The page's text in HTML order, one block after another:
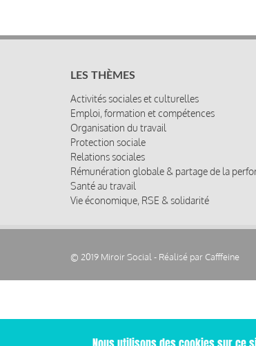
LES THÈMES
Activités sociales et culturelles
Emploi, formation et compétences
Organisation du travail
Protection sociale
Relations sociales
Rémunération globale & partage de la
Santé au travail
Vie économique, RSE & solidarité
© 2019 Miroir Social - Réalisé par Cafffeine